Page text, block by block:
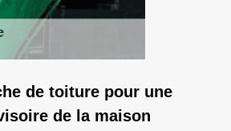
de toiture pour une
de la maison